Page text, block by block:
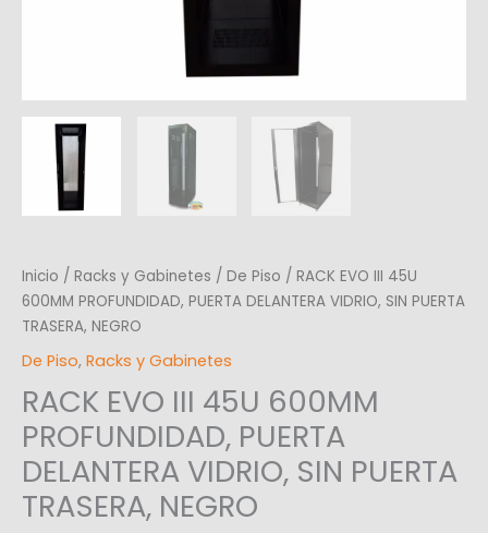
Inicio / Racks y Gabinetes / De Piso / RACK EVO III 45U
600MM PROFUNDIDAD, PUERTA DELANTERA VIDRIO, SIN PUERTA
TRASERA, NEGRO
De Piso, Racks y Gabinetes
RACK EVO III 45U 600MM
PROFUNDIDAD, PUERTA
DELANTERA VIDRIO, SIN PUERTA
TRASERA, NEGRO